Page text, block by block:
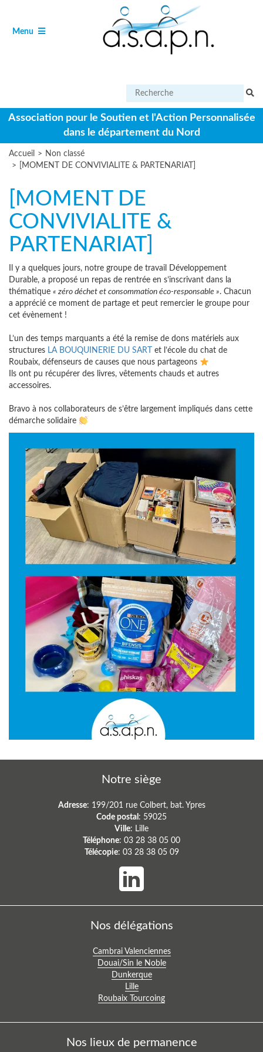
contenu
Ouvrir
Menu
de
Effectuer
une
recherche
le
Association pour le Soutien et l'Action Personnalisée
dans le département du Nord
Accueil > Non classé
>
[MOMENT DE CONVIVIALITE & PARTENARIAT]
[MOMENT DE
CONVIVIALITE &
PARTENARIAT]
Il y a quelques jours, notre groupe de travail Développement
Durable, a proposé un repas de rentrée en s’inscrivant dans la
thématique « zéro déchet et consommation éco-responsable ». Chacun
a apprécié ce moment de partage et peut remercier le groupe pour
cet évènement !
L’un des temps marquants a été la remise de dons matériels aux
structures LA BOUQUINERIE DU SART
et l’école du chat de
Roubaix, défenseurs de causes que nous partageons
Ils ont pu récupérer des livres, vêtements chauds et autres
accessoires.
Bravo à nos collaborateurs de s’être largement impliqués dans cette
démarche solidaire
Notre siège
Adresse: 199/201 rue Colbert, bat. Ypres
Code postal : 59025
Ville: Lille
Téléphone: 03 28 38 05 00
Télécopie: 03 28 38 05 09
Nos délégations
Voir
délégation
Cambrai Valenciennes
Voir
délégation
Douai/Sin le Noble
Voir
délégation
Dunkerque
Voir
la
:
Lille
Voir
délégation
Roubaix Tourcoing
Nos lieux de permanence